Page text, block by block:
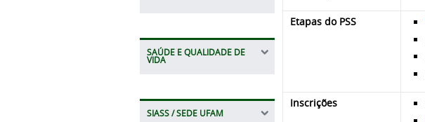
SAÚDE E QUALIDADE DE
VIDA
SIASS / SEDE UFAM
Etapas do PSS
Inscrições